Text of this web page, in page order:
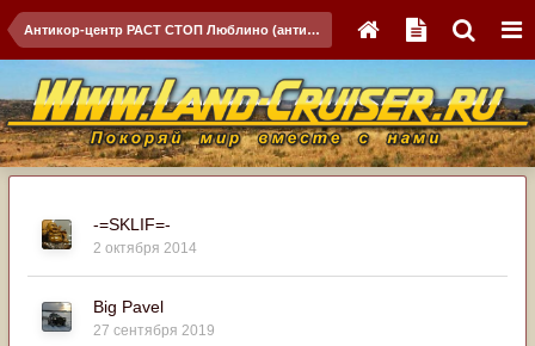
Антикор-центр РАСТ СТОП Люблино (антикор,мойка рамы,днища)
-=SKLIF=-
2 октября 2014
Big Pavel
27 сентября 2019